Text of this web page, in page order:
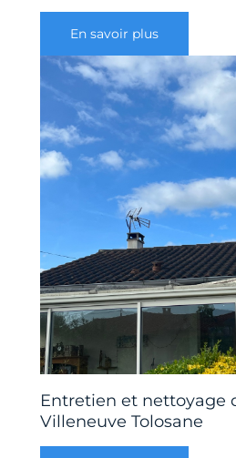
En savoir plus
Entretien et nettoyage
Villeneuve Tolosane